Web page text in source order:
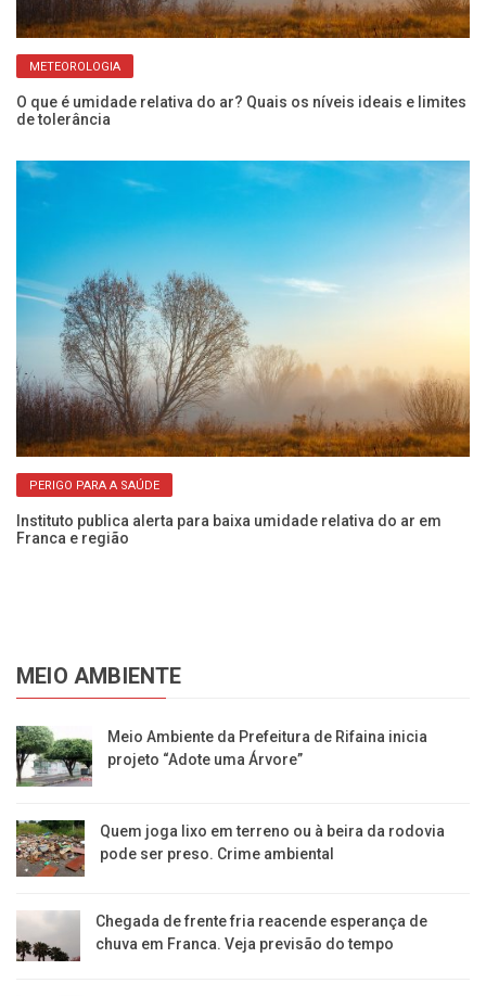
METEOROLOGIA
O que é umidade relativa do ar? Quais os níveis ideais e limites
de tolerância
PERIGO PARA A SAÚDE
Instituto publica alerta para baixa umidade relativa do ar em
Franca e região
MEIO AMBIENTE
​Meio Ambiente da Prefeitura de Rifaina inicia
projeto “Adote uma Árvore”
​Quem joga lixo em terreno ou à beira da rodovia
pode ser preso. Crime ambiental
Chegada de frente fria reacende esperança de
chuva em Franca. Veja previsão do tempo